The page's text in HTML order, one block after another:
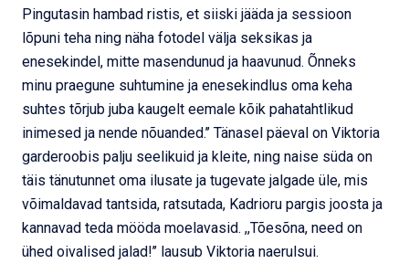
Pingutasin hambad ristis, et siiski jääda ja sessioon
lõpuni teha ning näha fotodel välja seksikas ja
enesekindel, mitte masendunud ja haavunud. Õnneks
minu praegune suhtumine ja enesekindlus oma keha
suhtes tõrjub juba kaugelt eemale kõik pahatahtlikud
inimesed ja nende nõuanded.’’ Tänasel päeval on Viktoria
garderoobis palju seelikuid ja kleite, ning naise süda on
täis tänutunnet oma ilusate ja tugevate jalgade üle, mis
võimaldavad tantsida, ratsutada, Kadrioru pargis joosta ja
kannavad teda mööda moelavasid. ,,Tõesõna, need on
ühed oivalised jalad!’’ lausub Viktoria naerulsui.